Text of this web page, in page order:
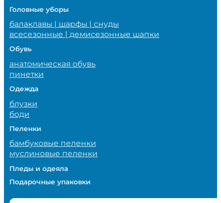
Головные уборы
балаклавы | шарфы | снуды
всесезонные | демисезонные шапки
Обувь
анатомическая обувь
пинетки
Одежда
блузки
боди
Пеленки
бамбуковые пеленки
муслиновые пеленки
Пледы и одеяла
Подарочные упаковки